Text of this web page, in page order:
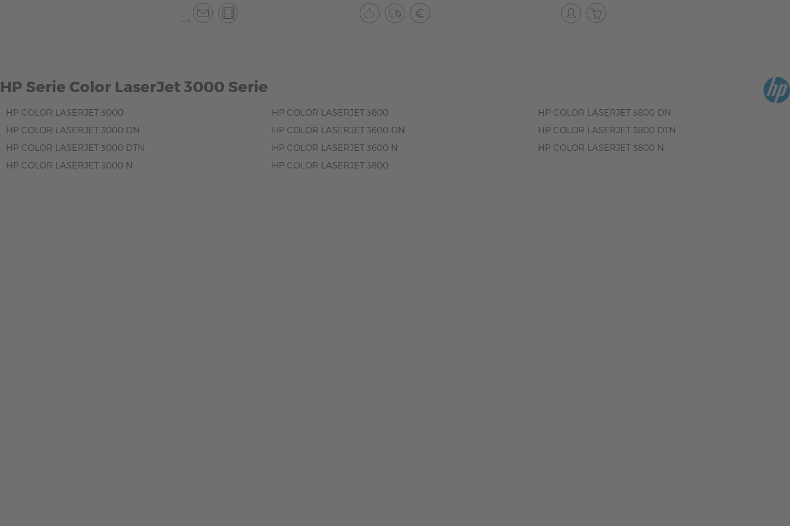
-->
HP Serie Color LaserJet 3000 Serie
HP COLOR LASERJET 3000
HP COLOR LASERJET 3000 DN
HP COLOR LASERJET 3000 DTN
HP COLOR LASERJET 3000 N
HP COLOR LASERJET 3600
HP COLOR LASERJET 3600 DN
HP COLOR LASERJET 3600 N
HP COLOR LASERJET 3800
HP COLOR LASERJET 3800 DN
HP COLOR LASERJET 3800 DTN
HP COLOR LASERJET 3800 N